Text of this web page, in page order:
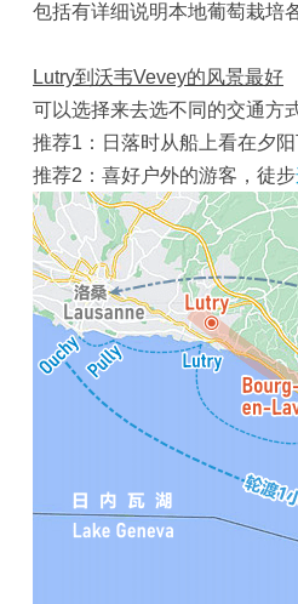
包括有详细说明本地葡萄栽培
Lutry到沃韦Vevey的风景最好
可以选择来去选不同的交通方
推荐1：日落时从船上看在夕阳
推荐2：喜好户外的游客，徒步